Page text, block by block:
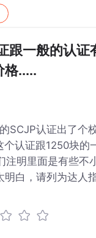
帖子详情
跟一般的认证
格.....
SCJP认证出了个
认证跟1250块的
注明里面是有些不
白，请列为达人